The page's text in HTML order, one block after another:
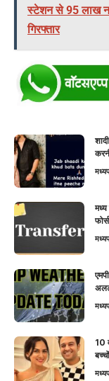
स्टेशन से 95 लाख
गिरफ्तार
10